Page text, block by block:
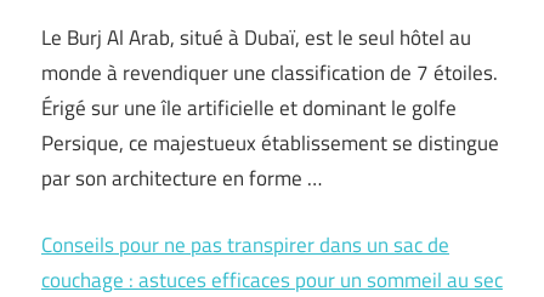
Le Burj Al Arab, situé à Dubaï, est le seul hôtel au
monde à revendiquer une classification de 7 étoiles.
Érigé sur une île artificielle et dominant le golfe
Persique, ce majestueux établissement se distingue
par son architecture en forme …
Conseils pour ne pas transpirer dans un sac de
couchage : astuces efficaces pour un sommeil au sec